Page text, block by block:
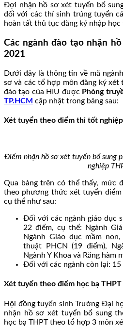
Đợi nhận hồ sơ xét tuyển bổ
đối với các thí sinh trúng tuyển
hoàn tất thủ tục đăng ký nhập học
Các ngành đào tạo nhận
2021
Dưới đây là thông tin về mã
sơ và các tổ hợp môn đăng ký xét
đào tạo của HIU được Phòng
TP.HCM cập nhật trong bảng sau:
Xét tuyển theo điểm thi tốt
Điểm nhận hồ sơ xét tuyển bổ sung
nghiệp
Qua bảng trên có thể thấy, mức
theo phương thức xét tuyển
cụ thể như sau:
Đối với các ngành giáo dục
22 điểm, cụ thể: Ngành
Ngành Giáo dục mầm
thuật PHCN (19 điểm),
Ngành Y Khoa và Răng hàm
Đối với các ngành còn lại: 15
Xét tuyển theo điểm học bạ THPT
Hội đồng tuyển sinh Trường Đại
nhận hồ sơ xét tuyển bổ sung
học bạ THPT theo tổ hợp 3 môn